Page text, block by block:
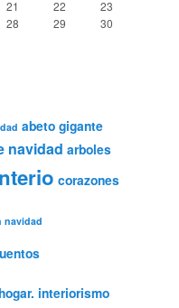
21 22
23
28 29
30
abeto gigante
navidad arboles
corazones
navidad
hogar. interiorismo